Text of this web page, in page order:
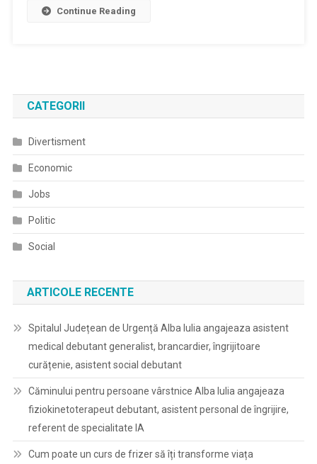
Continue Reading
CATEGORII
Divertisment
Economic
Jobs
Politic
Social
ARTICOLE RECENTE
Spitalul Județean de Urgență Alba Iulia angajeaza asistent
medical debutant generalist, brancardier, îngrijitoare
curățenie, asistent social debutant
Căminului pentru persoane vârstnice Alba Iulia angajeaza
fiziokinetoterapeut debutant, asistent personal de îngrijire,
referent de specialitate IA
Cum poate un curs de frizer să îți transforme viața